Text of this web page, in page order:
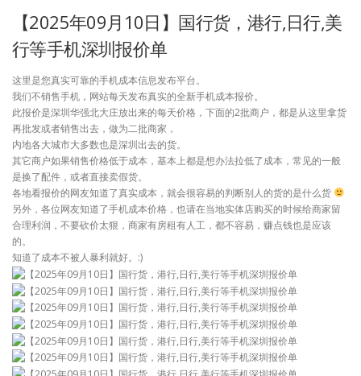
【2025年09月10日】国行货，港行,日行,美
行等手机深圳报价单
这里是您真实可靠的手机成本信息发布平台。
我们不销售手机，网站每天发布真实的全新手机成本报价。
此报价是深圳华强北大庄放出来的每天价格，下面的2批商户，都是从这里拿货
再批发或者销售出去，做为二批商家，
内地各大城市大多数也是深圳出去的货。
其它商户如果销售价格低于成本，基本上都是想办法拉低了成本，常见的一般
是换了配件，或者直接卖假货。
各地看报价的网友知道了真实成本，就会很容易的判断别人的货的是什么货
另外，各位网友知道了手机成本价格，也请在当地实体店购买的时候给商家留
合理利润，不要砍价太狠，商家有房租有人工，都不容易，赚点钱也是应该
的。
知道了成本不被人暴利就好。:)